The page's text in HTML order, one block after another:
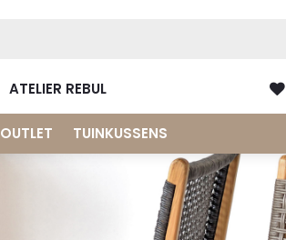
ATELIER REBUL
OUTLET TUINKUSSENS